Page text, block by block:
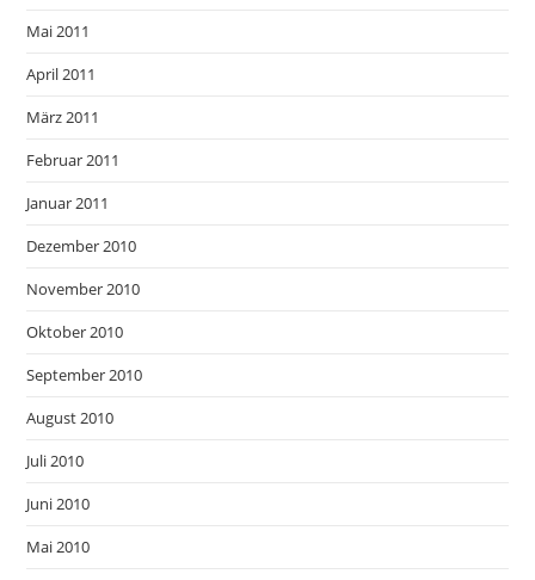
Mai 2011
April 2011
März 2011
Februar 2011
Januar 2011
Dezember 2010
November 2010
Oktober 2010
September 2010
August 2010
Juli 2010
Juni 2010
Mai 2010